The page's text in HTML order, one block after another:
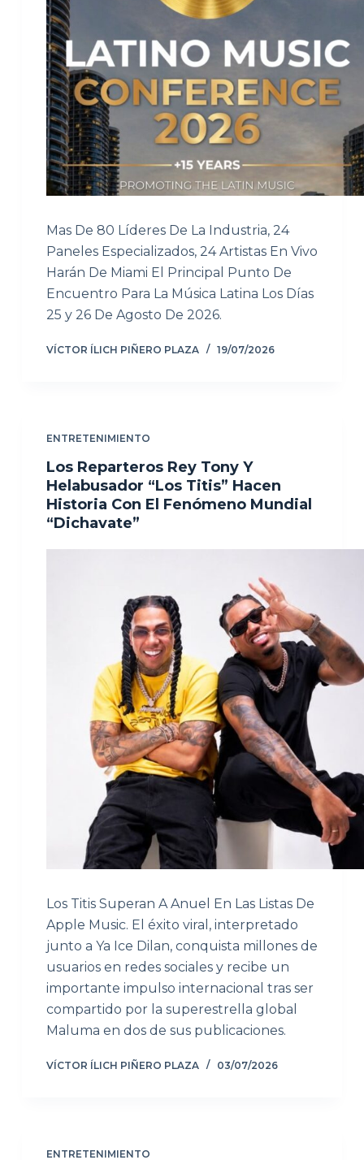
Mas De 80 Líderes De La Industria, 24
Paneles Especializados, 24 Artistas En Vivo
Harán De Miami El Principal Punto De
Encuentro Para La Música Latina Los Días
25 y 26 De Agosto De 2026.
VÍCTOR ÍLICH PIÑERO PLAZA 19/07/2026
ENTRETENIMIENTO
Los Reparteros Rey Tony Y
Helabusador “Los Titis” Hacen
Historia Con El Fenómeno Mundial
“Dichavate”
Los Titis Superan A Anuel En Las Listas De
Apple Music. El éxito viral, interpretado
junto a Ya Ice Dilan, conquista millones de
usuarios en redes sociales y recibe un
importante impulso internacional tras ser
compartido por la superestrella global
Maluma en dos de sus publicaciones.
VÍCTOR ÍLICH PIÑERO PLAZA 03/07/2026
ENTRETENIMIENTO